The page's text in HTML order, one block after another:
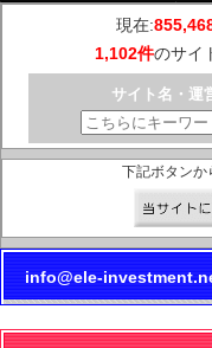
現在:
1,102件のサイ
サイト名・運
下記ボタンか
info@ele-